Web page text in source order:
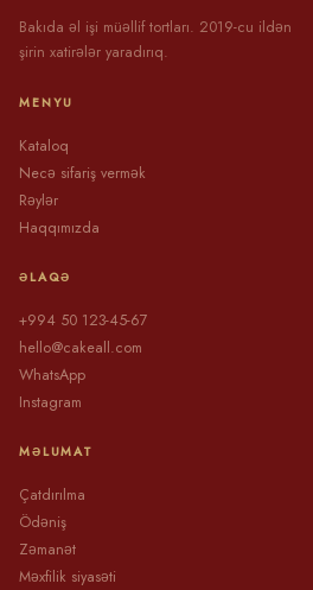
Bakıda əl işi müəllif tortları. 2019-cu ildən
şirin xatirələr yaradırıq.
MENYU
Kataloq
Necə sifariş vermək
Rəylər
Haqqımızda
ƏLAQƏ
+994 50 123-45-67
hello@cakeall.com
WhatsApp
Instagram
MƏLUMAT
Çatdırılma
Ödəniş
Zəmanət
Məxfilik siyasəti